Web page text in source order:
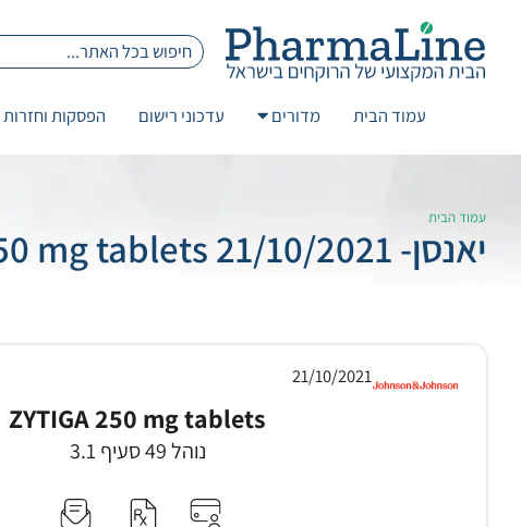
עמוד הבית מדורים עדכוני רישום הפסקות וחזרות
עמוד הבית
יאנסן- 21/10/2021 ZYTIGA 250 mg tablets
21/10/2021
ZYTIGA 250 mg tablets
נוהל 49 סעיף 3.1